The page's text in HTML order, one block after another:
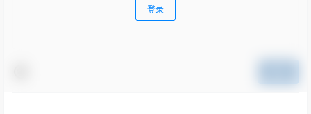
登录